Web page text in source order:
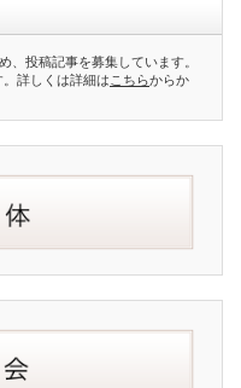
、投稿記事を募集しています。
詳しくは詳細は こちらからか